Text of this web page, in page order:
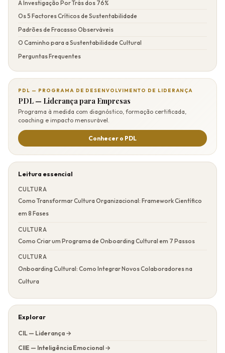
A Investigação Por Trás dos 76%
Os 5 Factores Críticos de Sustentabilidade
Padrões de Fracasso Observáveis
O Caminho para a Sustentabilidade Cultural
Perguntas Frequentes
PDL — PROGRAMA DE DESENVOLVIMENTO DE LIDERANÇA
PDL — Liderança para Empresas
Programa à medida com diagnóstico, formação certificada,
coaching e impacto mensurável.
Conhecer o PDL
Leitura essencial
CULTURA
Como Transformar Cultura Organizacional: Framework Científico
em 8 Fases
CULTURA
Como Criar um Programa de Onboarding Cultural em 7 Passos
CULTURA
Onboarding Cultural: Como Integrar Novos Colaboradores na
Cultura
Explorar
CIL — Liderança →
CIIE — Inteligência Emocional →